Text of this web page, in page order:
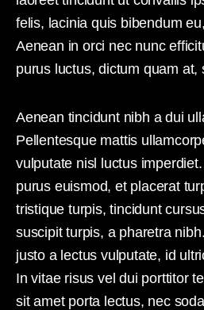
felis, lacinia quis bibendum
Aenean in orci nec nunc
purus luctus, dictum quam at,
Aenean tincidunt nibh a dui
Pellentesque mattis
vulputate nisl luctus
purus euismod, et placerat
tristique turpis, tincidunt
suscipit turpis, a pharetra
justo a lectus vulputate, id
In vitae risus vel dui porttitor
sit amet porta lectus, nec